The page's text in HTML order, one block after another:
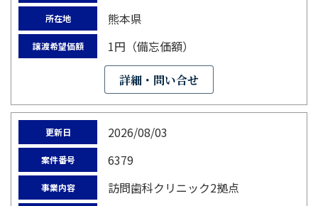
所在地 熊本県
譲渡希望価額 1円（備忘価額）
詳細・問い合せ
更新日 2026/08/03
案件番号 6379
事業内容 訪問歯科クリニック2拠点